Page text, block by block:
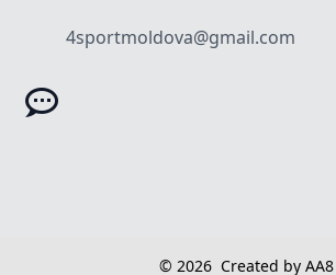
4sportmoldova@gmail.com
© 2026 Created by AA8